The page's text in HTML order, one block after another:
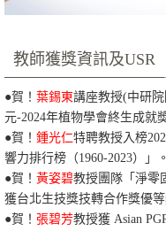
教師獲獎資訊及USR
●賀！ 葉錫東講座教授(中研
元-2024年植物學會終生成就
●賀！ 鍾光仁特聘教授入榜
響力排行榜（1960-2023）」
●賀！ 黃姿碧教授團隊「淨零
獲台北生技獎技轉合作獎優等
●賀！ 張碧芳教授獲 Asian